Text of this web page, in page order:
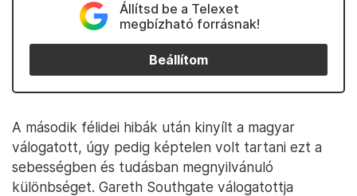
Állítsd be a Telexet
megbízható forrásnak!
Beállítom
A második félidei hibák után kinyílt a magyar
válogatott, úgy pedig képtelen volt tartani ezt a
sebességben és tudásban megnyilvánuló
különbséget. Gareth Southgate válogatottja